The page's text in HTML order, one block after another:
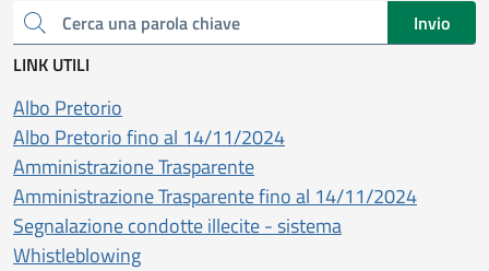
Cerca una parola chiave
Invio
LINK UTILI
Albo Pretorio
Albo Pretorio fino al 14/11/2024
Amministrazione Trasparente
Amministrazione Trasparente fino al 14/11/2024
Segnalazione condotte illecite - sistema
Whistleblowing